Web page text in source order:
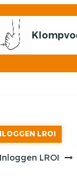
LROI
Inloggen LROI